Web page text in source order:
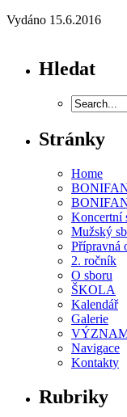
Vydáno 15.6.2016
Hledat
Stránky
Home
Koncertní
Mužský
Přípravná
2. ročník
O sboru
ŠKOLA
Kalendář
Galerie
Navigace
Kontakty
Rubriky